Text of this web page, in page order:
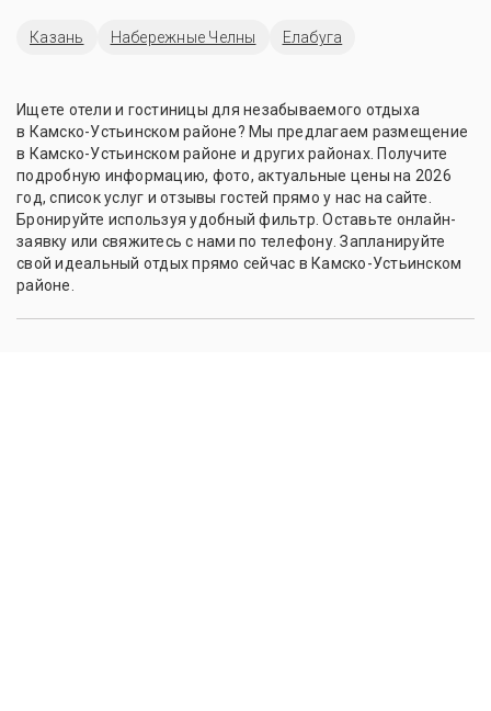
Казань Набережные Челны Елабуга
Ищете отели и гостиницы для незабываемого отдыха
в Камско-Устьинском районе? Мы предлагаем размещение
в Камско-Устьинском районе и других районах. Получите
подробную информацию, фото, актуальные цены на 2026
год, список услуг и отзывы гостей прямо у нас на сайте.
Бронируйте используя удобный фильтр. Оставьте онлайн-
заявку или свяжитесь с нами по телефону. Запланируйте
свой идеальный отдых прямо сейчас в Камско-Устьинском
районе.